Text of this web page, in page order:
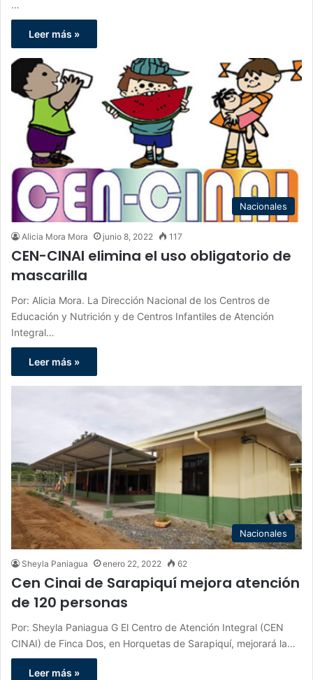
…
Leer más »
Nacionales
Alicia Mora Mora junio 8, 2022 117
CEN-CINAI elimina el uso obligatorio de
mascarilla
Por: Alicia Mora. La Dirección Nacional de los Centros de
Educación y Nutrición y de Centros Infantiles de Atención
Integral…
Leer más »
Nacionales
Sheyla Paniagua enero 22, 2022 62
Cen Cinai de Sarapiquí mejora atención
de 120 personas
Por: Sheyla Paniagua G El Centro de Atención Integral (CEN
CINAI) de Finca Dos, en Horquetas de Sarapiquí, mejorará la…
Leer más »